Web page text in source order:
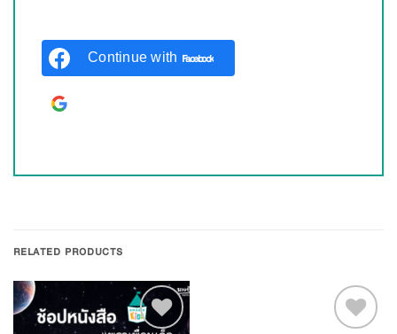
Continue with Facebook
RELATED PRODUCTS